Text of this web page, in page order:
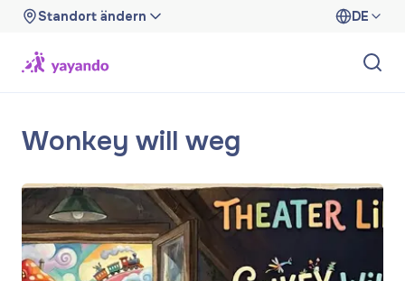
Standort ändern DE
Wonkey will weg